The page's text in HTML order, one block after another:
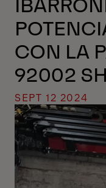
CON LA
92002 SH
SEPT 12 2024